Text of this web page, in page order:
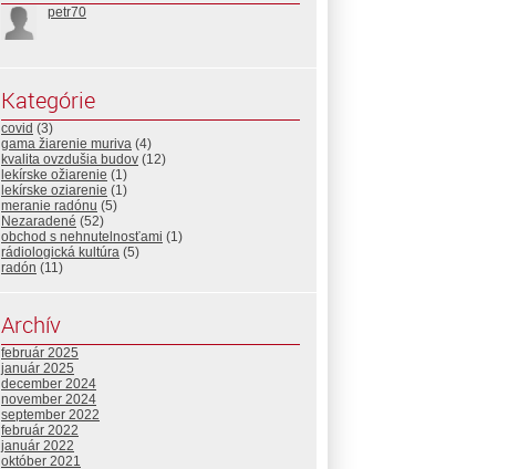
petr70
Kategórie
covid (3)
gama žiarenie muriva (4)
kvalita ovzdušia budov (12)
lekírske ožiarenie (1)
lekírske oziarenie (1)
meranie radónu (5)
Nezaradené (52)
obchod s nehnutelnosťami (1)
rádiologická kultúra (5)
radón (11)
Archív
február 2025
január 2025
december 2024
november 2024
september 2022
február 2022
január 2022
október 2021